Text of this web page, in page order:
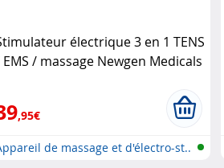
électrique 3 en 1 TENS
/ massage Newgen Medicals
,95€
de massage et d'électro-st..